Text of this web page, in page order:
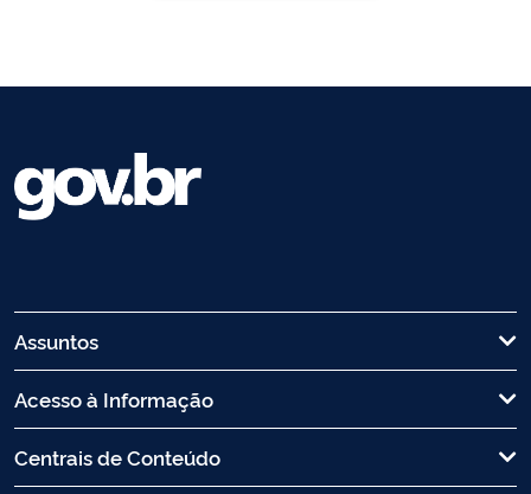
Assuntos
Acesso à Informação
Centrais de Conteúdo